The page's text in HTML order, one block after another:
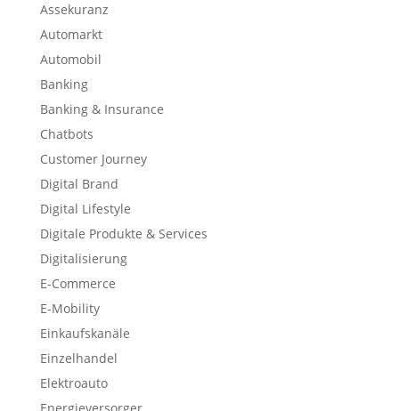
Assekuranz
Automarkt
Automobil
Banking
Banking & Insurance
Chatbots
Customer Journey
Digital Brand
Digital Lifestyle
Digitale Produkte & Services
Digitalisierung
E-Commerce
E-Mobility
Einkaufskanäle
Einzelhandel
Elektroauto